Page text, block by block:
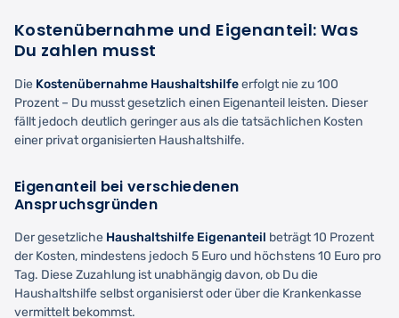
Kostenübernahme und Eigenanteil: Was
Du zahlen musst
Die Kostenübernahme Haushaltshilfeerfolgt nie zu 100
Prozent – Du musst gesetzlich einen Eigenanteil leisten. Dieser
fällt jedoch deutlich geringer aus als die tatsächlichen Kosten
einer privat organisierten Haushaltshilfe.
Eigenanteil bei verschiedenen
Anspruchsgründen
Der gesetzliche Haushaltshilfe Eigenanteil beträgt 10 Prozent
der Kosten, mindestens jedoch 5 Euro und höchstens 10 Euro pro
Tag. Diese Zuzahlung ist unabhängig davon, ob Du die
Haushaltshilfe selbst organisierst oder über die Krankenkasse
vermittelt bekommst.